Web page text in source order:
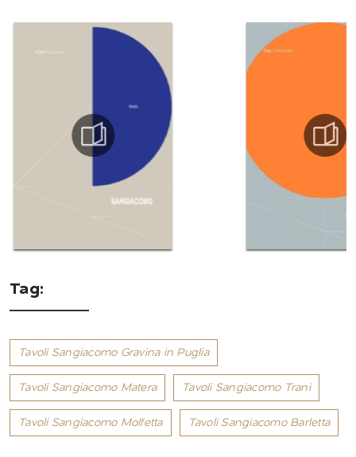
Tag:
Tavoli Sangiacomo Gravina in Puglia
Tavoli Sangiacomo Matera Tavoli Sangiacomo Trani
Tavoli Sangiacomo Molfetta Tavoli Sangiacomo Barletta